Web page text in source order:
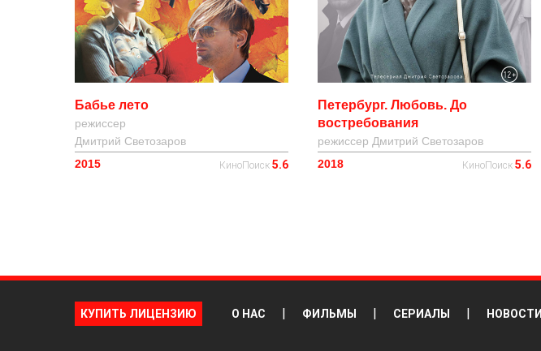
Бабье лето
режиссер
Дмитрий Светозаров
2015
КиноПоиск 5.6
Петербург. Любовь. До
востребования
режиссер Дмитрий Светозаров
2018
КиноПоиск 5.6
КУПИТЬ ЛИЦЕНЗИЮ О НАС ФИЛЬМЫ СЕРИАЛЫ НОВОСТИ